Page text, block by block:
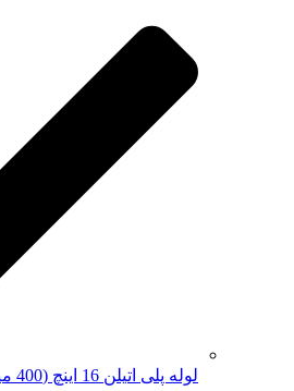
لوله پلی اتیلن 16 اینچ (400 میلیمتر)